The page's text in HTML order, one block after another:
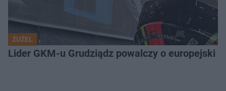
ŻUŻEL
Lider GKM-u Grudziądz powalczy o europejski